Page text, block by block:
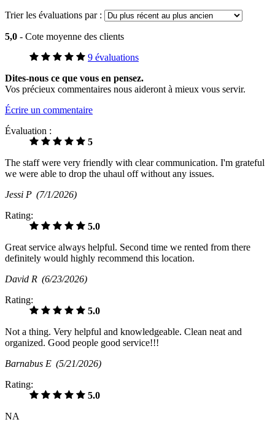
Trier les évaluations par :
5,0 - Cote moyenne des clients
9 évaluations
Dites-nous ce que vous en pensez.
Vos précieux commentaires nous aideront à mieux vous servir.
Écrire un commentaire
Évaluation :
5
The staff were very friendly with clear communication. I'm grateful
we were able to drop the uhaul off without any issues.
Jessi P (7/1/2026)
Rating:
5.0
Great service always helpful. Second time we rented from there
definitely would highly recommend this location.
David R (6/23/2026)
Rating:
5.0
Not a thing. Very helpful and knowledgeable. Clean neat and
organized. Good people good service!!!
Barnabus E (5/21/2026)
Rating:
5.0
NA